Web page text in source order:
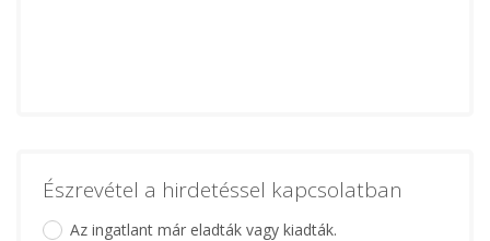
Észrevétel a hirdetéssel kapcsolatban
Az ingatlant már eladták vagy kiadták.